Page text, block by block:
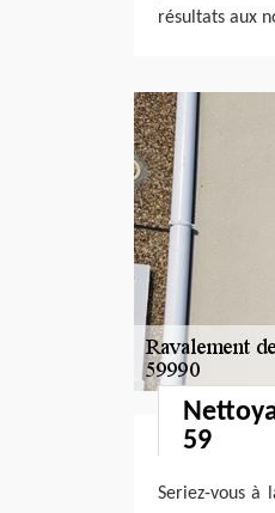
résultats aux
59
Seriez-vous à